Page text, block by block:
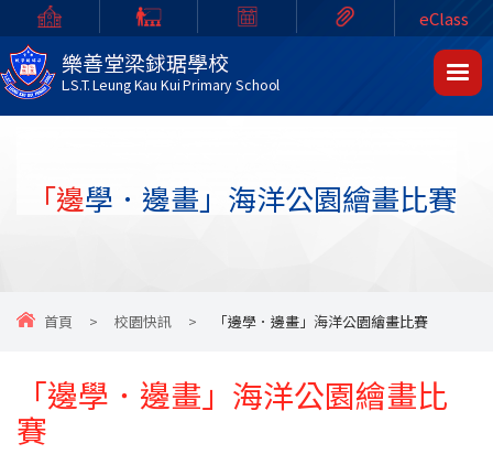
樂善堂梁銶琚學校
L.S.T. Leung Kau Kui Primary School
eClass
「邊學．邊畫」海洋公園繪畫比賽
首頁 > 校園快訊 > 「邊學．邊畫」海洋公園繪畫比賽
「邊學．邊畫」海洋公園繪畫比
賽